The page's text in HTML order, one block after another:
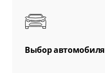
Выбор автомобиля